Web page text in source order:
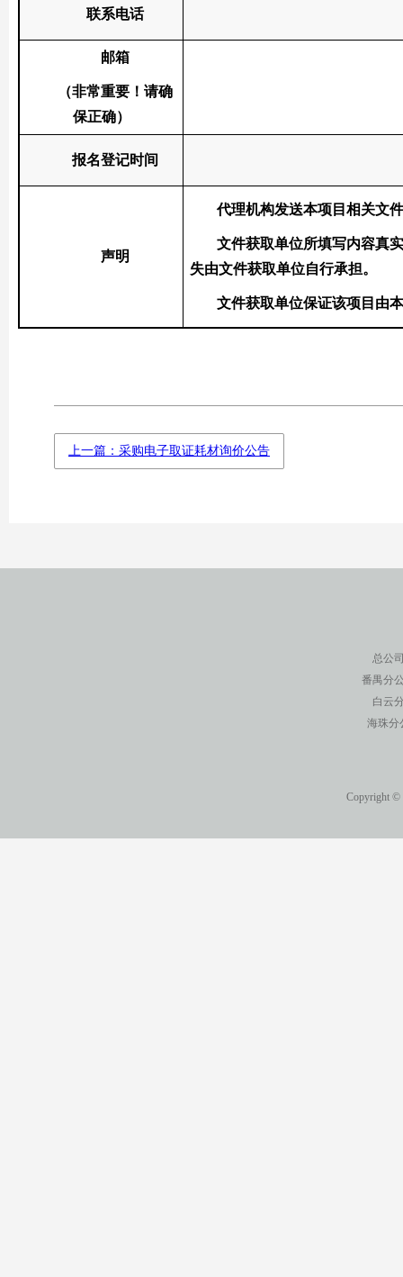
联系电话
邮箱
（非常重要！请确
保正确）
报名登记时间
声明
代理机构发送本项目相关文
文件获取单位所填写内容真
失由文件获取单位自行承担。
文件获取单位保证该项目由
上一篇：采购电子取证耗材询价公告
总公
番禺分
白云
海珠分
Copyright ©